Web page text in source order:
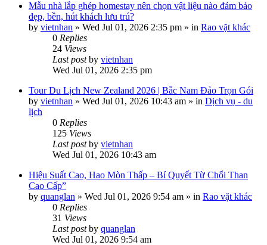
Mẫu nhà lắp ghép homestay nên chọn vật liệu nào đảm bảo
đẹp, bền, hút khách lưu trú?
by vietnhan » Wed Jul 01, 2026 2:35 pm » in Rao vặt khác
0 Replies
24 Views
Last postby vietnhan
Wed Jul 01, 2026 2:35 pm
Tour Du Lịch New Zealand 2026 | Bắc Nam Đảo Trọn Gói
by vietnhan » Wed Jul 01, 2026 10:43 am » in Dịch vụ - du
lịch
0 Replies
125 Views
Last postby vietnhan
Wed Jul 01, 2026 10:43 am
Hiệu Suất Cao, Hao Mòn Thấp – Bí Quyết Từ Chổi Than
Cao Cấp”
by quanglan » Wed Jul 01, 2026 9:54 am » in Rao vặt khác
0 Replies
31 Views
Last postby quanglan
Wed Jul 01, 2026 9:54 am